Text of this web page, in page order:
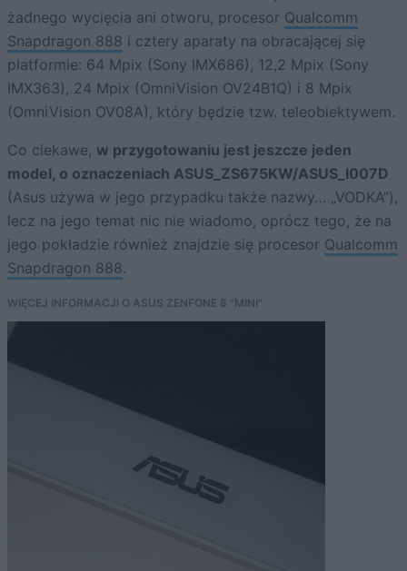
żadnego wycięcia ani otworu, procesor Qualcomm
Snapdragon 888 i cztery aparaty na obracającej się
platformie: 64 Mpix (Sony IMX686), 12,2 Mpix (Sony
IMX363), 24 Mpix (OmniVision OV24B1Q) i 8 Mpix
(OmniVision OV08A), który będzie tzw. teleobiektywem.
Co ciekawe, w przygotowaniu jest jeszcze jeden
model, o oznaczeniach ASUS_ZS675KW/ASUS_I007D
(Asus używa w jego przypadku także nazwy… „VODKA”),
lecz na jego temat nic nie wiadomo, oprócz tego, że na
jego pokładzie również znajdzie się procesor Qualcomm
Snapdragon 888.
WIĘCEJ INFORMACJI O ASUS ZENFONE 8 "MINI"